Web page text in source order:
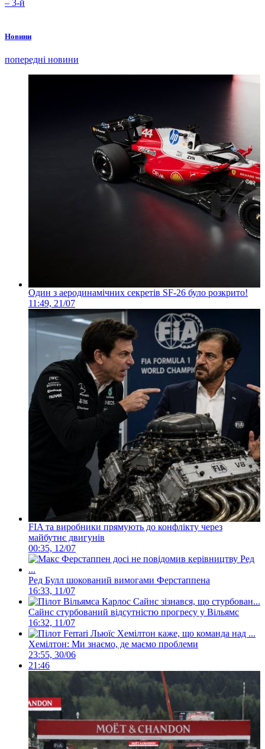
– 3-й
Новини
попередні новини
Один з аеродинамічних секретів SF-26 було розкрито!
11:49, 21/07
FIA та виробники прямують до конфлікту через
майбутнє двигунів
00:35, 12/07
Ред Булл шокований вимогами Ферстаппена
16:33, 11/07
Сайнс стурбований відсутністю прогресу у Вільямс
16:32, 11/07
Хемілтон: Ми знаємо, де маємо проблеми
23:55, 30/06
21:46